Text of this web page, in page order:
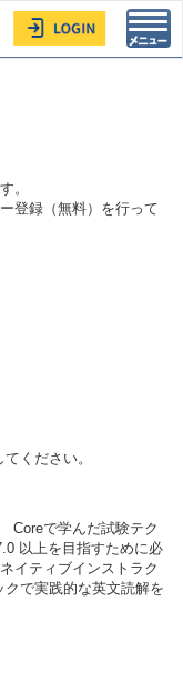
。
登録（無料）を行って
ください。
Coreで学んだ試験テク
以上を目指すために必
イティブインストラク
で実践的な英文読解を